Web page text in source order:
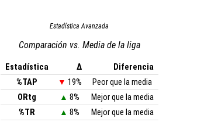
Estadística Avanzada
Comparación vs. Media de la liga
Estadística Δ
Diferencia
%TAP
▼ 19%
Peor que la media
ORtg
▲ 8%
Mejor que la media
%TR
▲ 8%
Mejor que la media